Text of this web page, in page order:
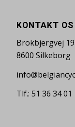
KONTAKT OS
Brokbjergvej 19
8600 Silkeborg
Tlf.: 51 36 34 01